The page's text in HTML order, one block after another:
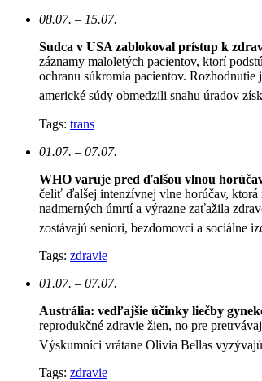
08.07. – 15.07.
Sudca v USA zablokoval prístup k
záznamy maloletých pacientov, ktorí
ochranu súkromia pacientov. Rozhodnutie
americké súdy obmedzili snahu úradov
Tags: trans
01.07. – 07.07.
WHO varuje pred ďalšou vlnou
čeliť ďalšej intenzívnej vlne horúčav, ktorá
nadmerných úmrtí a výrazne zaťažila
zostávajú seniori, bezdomovci a sociálne
Tags: zdravie
01.07. – 07.07.
Austrália: vedľajšie účinky liečby
reprodukčné zdravie žien, no pre
Výskumníci vrátane Olivia Bellas
Tags: zdravie